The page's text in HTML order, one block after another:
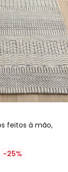
feitos à mão,
-25%